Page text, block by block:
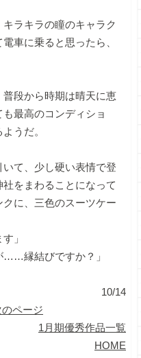
ラキラの瞳のキャラク
車に乗ると思ったら、
段から時期は晴天に恵
最高のコンディショ
うだ。
て、少し硬い表情で登
をまわることになって
に、三色のスーツケー
」
……縁結びですか？」
10/14
のページ
1月期優秀作品一覧
HOME